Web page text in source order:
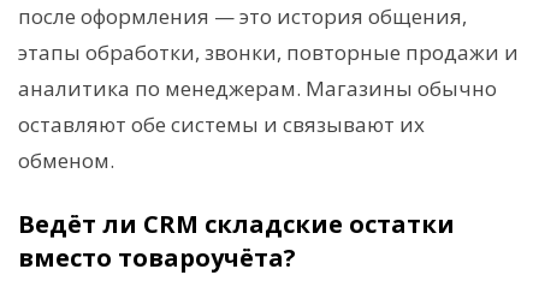
после оформления — это история общения,
этапы обработки, звонки, повторные продажи и
аналитика по менеджерам. Магазины обычно
оставляют обе системы и связывают их
обменом.
Ведёт ли CRM складские остатки
вместо товароучёта?